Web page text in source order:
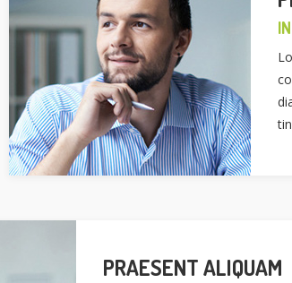
PRAESENT ALIQUAM